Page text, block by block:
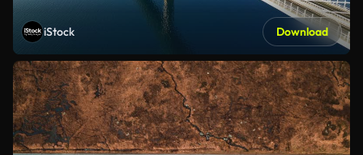
iStock Download